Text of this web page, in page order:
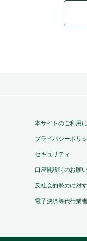
本サイトのご利用
プライバシーポリ
セキュリティ
口座開設時のお願
反社会的勢力に対
電子決済等代行業